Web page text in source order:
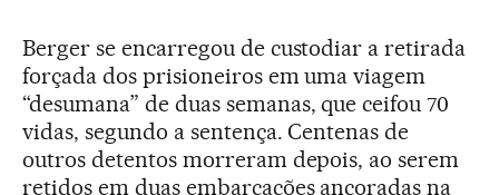
Berger se encarregou de custodiar a retirada
forçada dos prisioneiros em uma viagem
“desumana” de duas semanas, que ceifou 70
vidas, segundo a sentença. Centenas de
outros detentos morreram depois, ao serem
retidos em duas embarcações ancoradas na